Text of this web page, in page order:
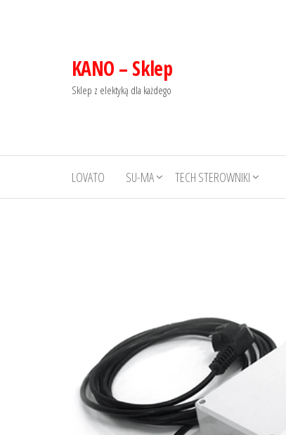
KANO – Sklep
Sklep z elektyką dla każdego
LOVATO SU-MA TECH STEROWNIKI